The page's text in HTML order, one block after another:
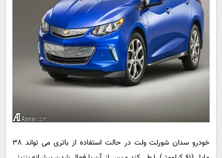
خودرو سدان شورلت ولت در حالت استفاده از باتری می تواند 38